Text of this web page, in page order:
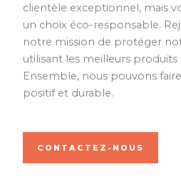
clientèle exceptionnel, mais
un choix éco-responsable.
notre mission de protéger
utilisant les meilleurs produits
Ensemble, nous pouvons
positif et durable.
CONTACTEZ-NOUS